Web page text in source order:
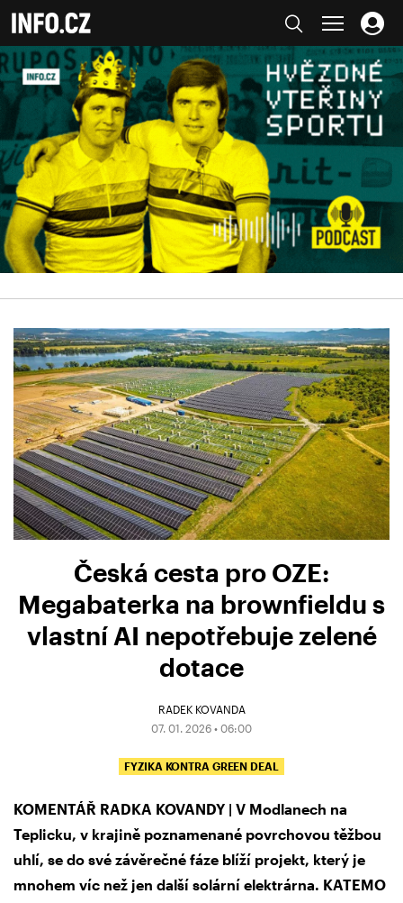
Česká cesta pro OZE:
Megabaterka na brownfieldu s
vlastní AI nepotřebuje zelené
dotace
RADEK KOVANDA
07. 01. 2026 • 06:00
FYZIKA KONTRA GREEN DEAL
KOMENTÁŘ RADKA KOVANDY | V Modlanech na
Teplicku, v krajině poznamenané povrchovou těžbou
uhlí, se do své závěrečné fáze blíží projekt, který je
mnohem víc než jen další solární elektrárna. KATEMO